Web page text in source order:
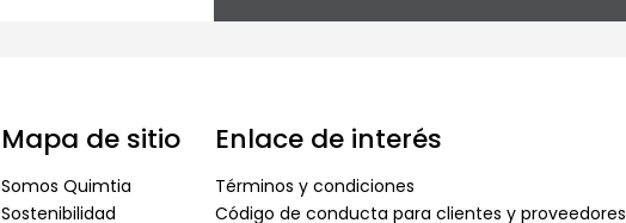
Mapa de sitio
Somos Quimtia
Sostenibilidad
Enlace de interés
Términos y condiciones
Código de conducta para clientes y proveedores